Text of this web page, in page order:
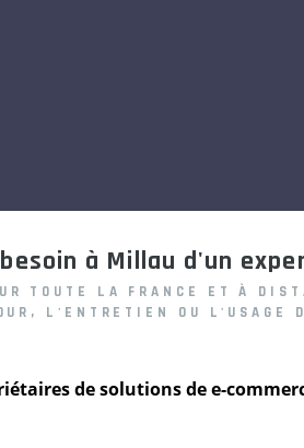
à Millau d'un
TOUTE LA FRANCE ET À
L'ENTRETIEN OU L'USAGE
de solutions de e-